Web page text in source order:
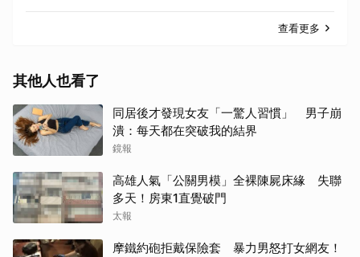
查看更多
其他人也看了
同居後才發現女友「一驚人習慣」 男子崩
潰：每天都在突破我的結界
鏡報
高雄人氣「公關男模」全裸陳屍床緣 失聯
多天！房東1直覺破門
太報
摩鐵約砲拒戴保險套 暴力男怒打女網友！